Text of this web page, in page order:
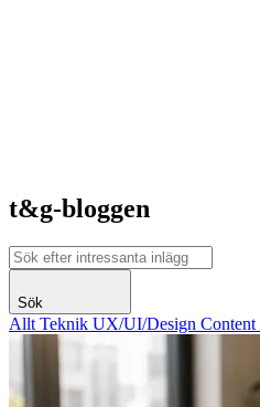
t&g-bloggen
Sök
Allt Teknik UX/UI/Design Content